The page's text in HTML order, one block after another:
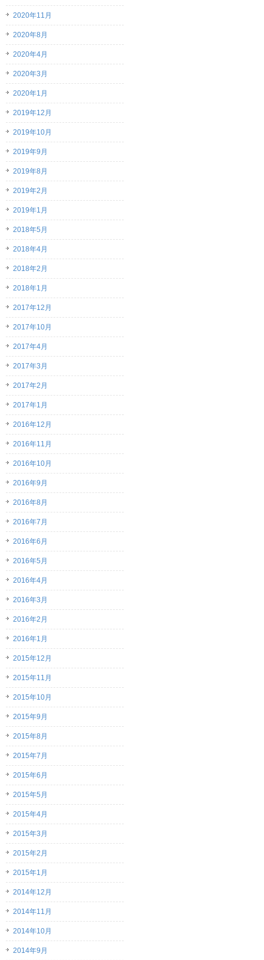
2020年11月
2020年8月
2020年4月
2020年3月
2020年1月
2019年12月
2019年10月
2019年9月
2019年8月
2019年2月
2019年1月
2018年5月
2018年4月
2018年2月
2018年1月
2017年12月
2017年10月
2017年4月
2017年3月
2017年2月
2017年1月
2016年12月
2016年11月
2016年10月
2016年9月
2016年8月
2016年7月
2016年6月
2016年5月
2016年4月
2016年3月
2016年2月
2016年1月
2015年12月
2015年11月
2015年10月
2015年9月
2015年8月
2015年7月
2015年6月
2015年5月
2015年4月
2015年3月
2015年2月
2015年1月
2014年12月
2014年11月
2014年10月
2014年9月